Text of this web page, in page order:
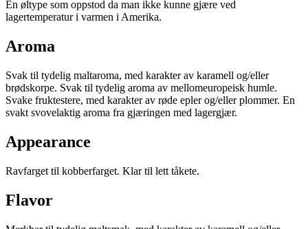
En øltype som oppstod da man ikke kunne gjære ved
lagertemperatur i varmen i Amerika.
Aroma
Svak til tydelig maltaroma, med karakter av karamell og/eller
brødskorpe. Svak til tydelig aroma av mellomeuropeisk humle.
Svake fruktestere, med karakter av røde epler og/eller plommer. En
svakt svovelaktig aroma fra gjæringen med lagergjær.
Appearance
Ravfarget til kobberfarget. Klar til lett tåkete.
Flavor